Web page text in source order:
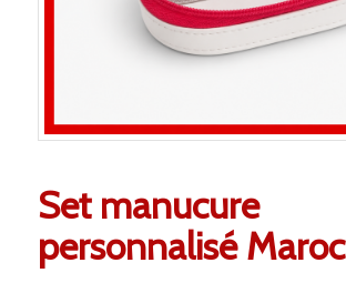
Set manucure
personnalisé Maroc